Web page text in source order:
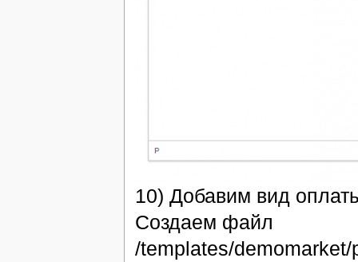
10) Добавим вид
Создаем файл
/templates/